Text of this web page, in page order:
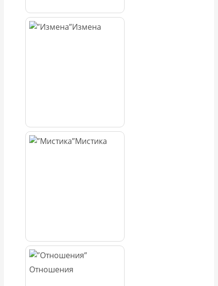
Измена
Мистика
Отношения